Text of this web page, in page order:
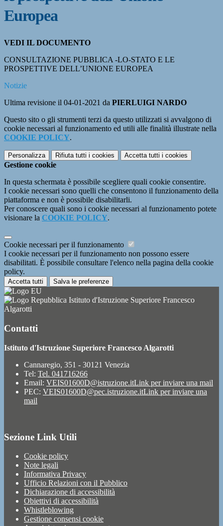
Europea
VEDI IL DOCUMENTO
CONSULTAZIONE PUBBLICA -LO-STATO E LE
PROSPETTIVE DELL’UNIONE EUROPEA
Notizie
Ultima revisione il 04-01-2021 da PIERLUIGI NARDO
Questo sito o gli strumenti terzi da questo utilizzati si avvalgono di
cookie necessari al funzionamento ed utili alle finalità illustrate nella
COOKIE POLICY.
Personalizza Rifiuta tutti i cookies Accetta tutti i cookies
Gestione cookie
In questa schermata è possibile scegliere quali cookie consentire.
I cookie necessari sono quelli che consentono il funzionamento della
piattaforma e non è possibile disabilitarli.
Per conoscere quali sono i cookie necessari al funzionamento potete
visionare la COOKIE POLICY.
Cookie necessari per il funzionamento
I cookie necessari per il funzionamento non possono essere
disabilitati. È possibile consultare l'elenco nella pagina della cookie
policy.
Accetta tutti Salva le preferenze
Istituto d'Istruzione Superiore Francesco
Algarotti
Contatti
Istituto d'Istruzione Superiore Francesco Algarotti
Cannaregio, 351 - 30121 Venezia
Tel: Tel. 041716266
Email: VEIS01600D@istruzione.itLink per inviare una mail
PEC: VEIS01600D@pec.istruzione.itLink per inviare una
mail
Sezione Link Utili
Cookie policy
Note legali
Informativa Privacy
Ufficio Relazioni con il Pubblico
Dichiarazione di accessibilità
Obiettivi di accessibilità
Whistleblowing
Gestione consensi cookie